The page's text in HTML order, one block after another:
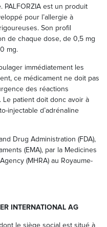
PALFORZIA est un produit
pour l’allergie à
Son profil
de chaque dose, de 0,5 mg
mg.
immédiatement les
ce médicament ne doit pas
des réactions
Le patient doit donc avoir à
injectable d’adrénaline
Drug Administration (FDA),
(EMA), par la Medicines
(MHRA) au Royaume-
INTERNATIONAL AG
le siège social est situé à